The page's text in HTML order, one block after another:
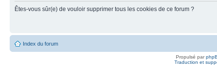
Êtes-vous sûr(e) de vouloir supprimer tous les cookies de ce forum ?
Index du forum
Propulsé par
Traduction et